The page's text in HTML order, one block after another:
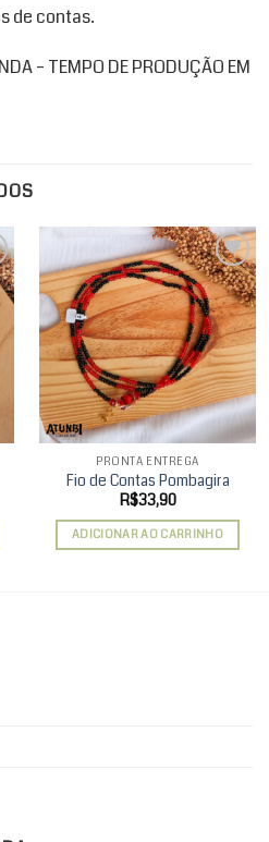
de contas.
– TEMPO DE PRODUÇÃO EM
Add to
wishlist
PRONTA ENTREGA
Fio de Contas Pombagira
R$33,90
ADICIONAR AO CARRINHO